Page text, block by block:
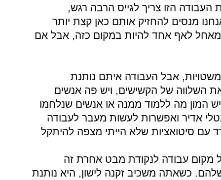
הזו צריך לגייס הרבה רגש,
מנסים להחזיק אותם כאן קצת יותר
לאף אחד להיות במקום כזה, אבל אם
אבל העבודה איתם נותנת
את השלווה של הקשישים, ויש פה אנשים
המון מה ללמוד ממנה או אנשים שנלחמו
אדיר ואפשרות לעשות מעבר לעבודה
עם סיטואציות שלא הייתי מצפה להיתקל
מקום עבודה לנקודת מבט אחרת זה
כשאתה משכיב זקנה לישון, היא נותנת